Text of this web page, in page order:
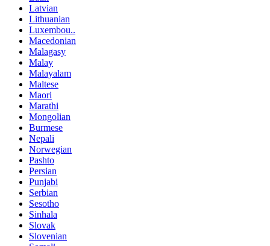
Latvian
Lithuanian
Luxembou..
Macedonian
Malagasy
Malay
Malayalam
Maltese
Maori
Marathi
Mongolian
Burmese
Nepali
Norwegian
Pashto
Persian
Punjabi
Serbian
Sesotho
Sinhala
Slovak
Slovenian